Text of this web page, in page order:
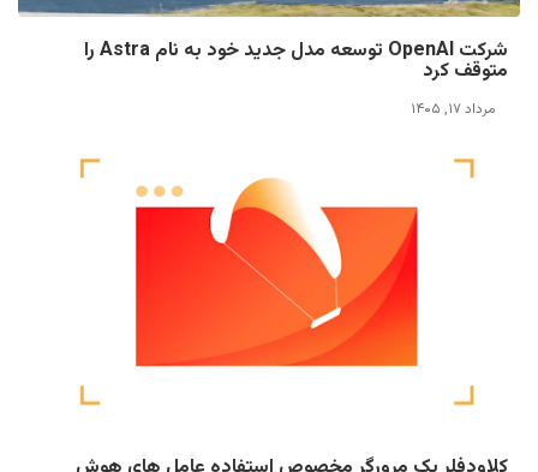
شرکت OpenAI توسعه مدل جدید خود به نام Astra را
متوقف کرد
مرداد ۱۷, ۱۴۰۵